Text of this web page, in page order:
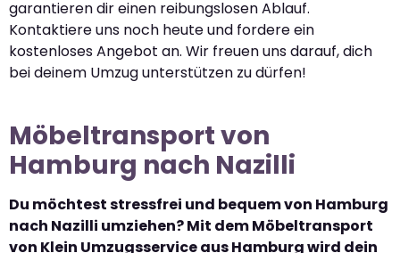
garantieren dir einen reibungslosen Ablauf.
Kontaktiere uns noch heute und fordere ein
kostenloses Angebot an. Wir freuen uns darauf, dich
bei deinem Umzug unterstützen zu dürfen!
Möbeltransport von
Hamburg nach Nazilli
Du möchtest stressfrei und bequem von Hamburg
nach Nazilli umziehen? Mit dem Möbeltransport
von Klein Umzugsservice aus Hamburg wird dein